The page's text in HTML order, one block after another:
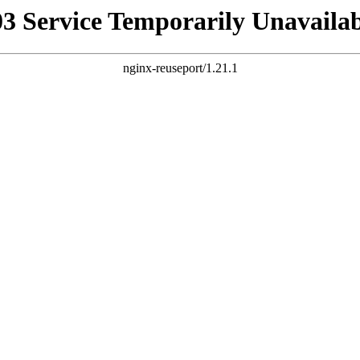
Service Temporarily
nginx-reuseport/1.21.1